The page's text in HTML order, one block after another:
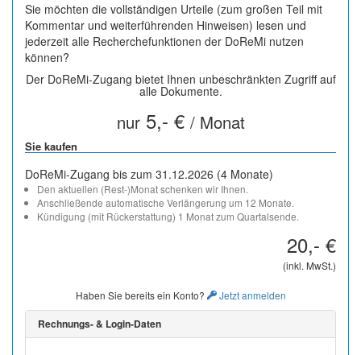
Sie möchten die vollständigen Urteile (zum großen Teil mit
Kommentar und weiterführenden Hinweisen) lesen und
jederzeit alle Recherchefunktionen der DoReMi nutzen
können?
Der DoReMi-Zugang bietet Ihnen unbeschränkten Zugriff auf
alle Dokumente.
nur5,- € / Monat
Sie kaufen
DoReMi-Zugang bis zum 31.12.2026 (4 Monate)
Den aktuellen (Rest-)Monat schenken wir Ihnen.
Anschließende automatische Verlängerung um 12 Monate.
Kündigung (mit Rückerstattung) 1 Monat zum Quartalsende.
20,- €
(inkl. MwSt.)
Haben Sie bereits ein Konto? Jetzt anmelden
Rechnungs- & Login-Daten